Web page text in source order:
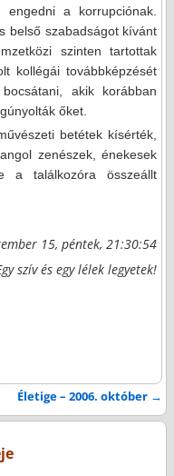
a korrupciónak.
belső szabadságot kívánt
szinten tartottak
kollégái továbbképzését
akik korábban
őket.
betétek kísérték,
zenészek, énekesek
találkozóra összeállt
15, péntek, 21:30:54
szív és egy lélek legyetek!
Életige – 2006. október →